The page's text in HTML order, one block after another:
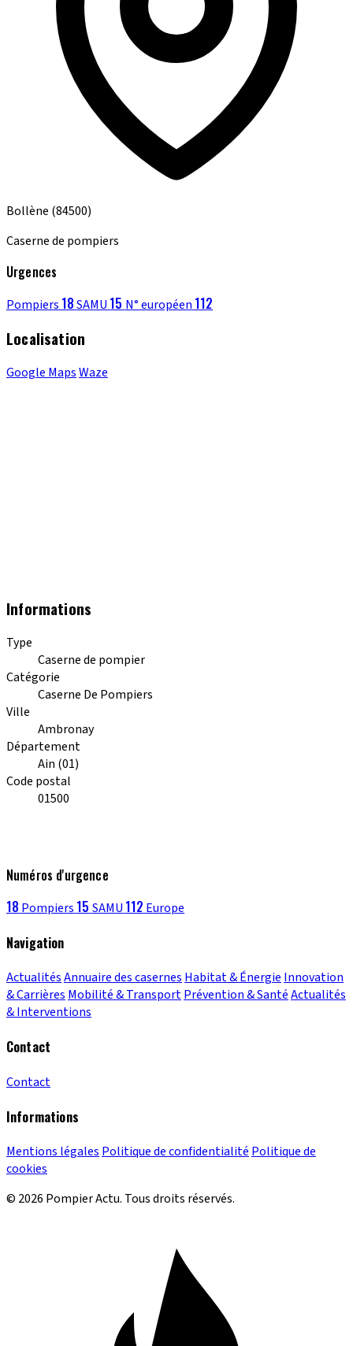
Bollène (84500)
Caserne de pompiers
Urgences
Pompiers 18SAMU 15 N° européen 112
Localisation
Google MapsWaze
Informations
Type
Caserne de pompier
Catégorie
Caserne De Pompiers
Ville
Ambronay
Département
Ain (01)
Code postal
01500
Numéros d'urgence
18 Pompiers 15 SAMU 112 Europe
Navigation
ActualitésAnnuaire des casernes Habitat & Énergie Innovation
& Carrières Mobilité & TransportPrévention & SantéActualités
& Interventions
Contact
Contact
Informations
Mentions légales Politique de confidentialité Politique de
cookies
© 2026 Pompier Actu. Tous droits réservés.